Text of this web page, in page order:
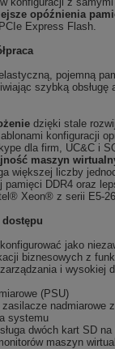
opóźnienia
Express Flash.
pojemną
szybką obsługę
dzięki stale
konfiguracji
dla firm, UC&C i
maszyn
większej liczby
pamięci DDR4 oraz
Xeon® z serii E5-
dostępu
jako
biznesowych z
i wysokiej
(PSU)
zasilacze nadmiarowe
systemu
dwóch kart SD
maszyn